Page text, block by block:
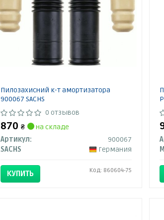
Пилозахисний к-т амортизатора
900067 SACHS
0 отзывов
870₴
на складе
Артикул:
900067
SACHS
Германия
КУПИТЬ Код: 860604-75